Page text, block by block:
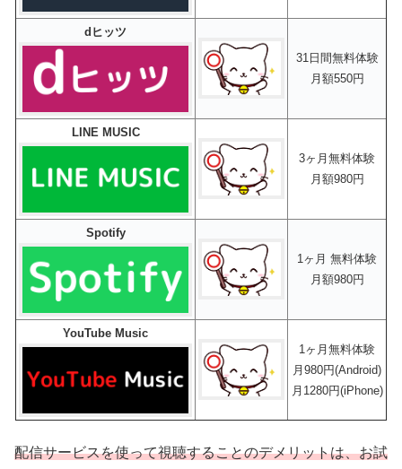
dヒッツ
31日間無料体験
月額550円
LINE MUSIC
3ヶ月無料体験
月額980円
Spotify
1ヶ月 無料体験
月額980円
YouTube Music
1ヶ月無料体験
月980円(Android)
月1280円(iPhone)
配信サービスを使って視聴することのデメリットは、お試